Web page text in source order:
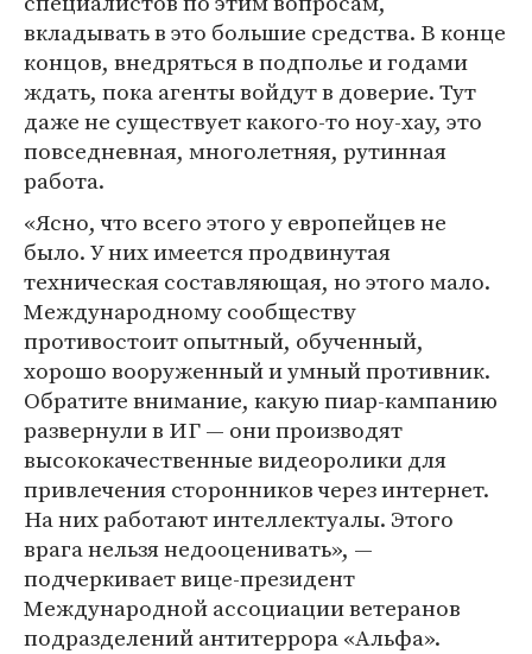
вкладывать в это большие средства. В конце
концов, внедряться в подполье и годами
ждать, пока агенты войдут в доверие. Тут
даже не существует какого-то ноу-хау, это
повседневная, многолетняя, рутинная
работа.
«Ясно, что всего этого у европейцев не
было. У них имеется продвинутая
техническая составляющая, но этого мало.
Международному сообществу
противостоит опытный, обученный,
хорошо вооруженный и умный противник.
Обратите внимание, какую пиар-кампанию
развернули в ИГ — они производят
высококачественные видеоролики для
привлечения сторонников через интернет.
На них работают интеллектуалы. Этого
врага нельзя недооценивать», —
подчеркивает вице-президент
Международной ассоциации ветеранов
подразделений антитеррора «Альфа».